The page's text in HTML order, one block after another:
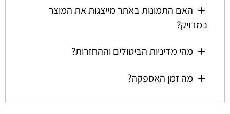
האם התמונות באתר מייצגות את המוצר
במדויק?
מהי מדיניות הביטולים וההחזרות?
מה זמן האספקה?